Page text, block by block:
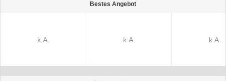
Bestes Angebot